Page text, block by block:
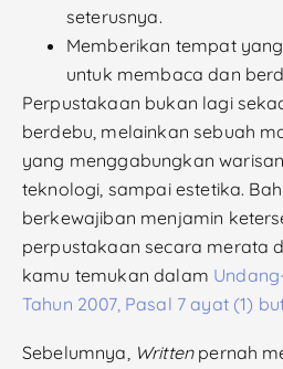
seterusnya.
Memberikan tempat
untuk membaca dan
Perpustakaan bukan lagi
berdebu, melainkan sebuah
yang menggabungkan
teknologi, sampai estetika.
berkewajiban menjamin
perpustakaan secara merata
kamu temukan dalam
Tahun 2007, Pasal 7 ayat (1)
Sebelumnya, Writtenpernah